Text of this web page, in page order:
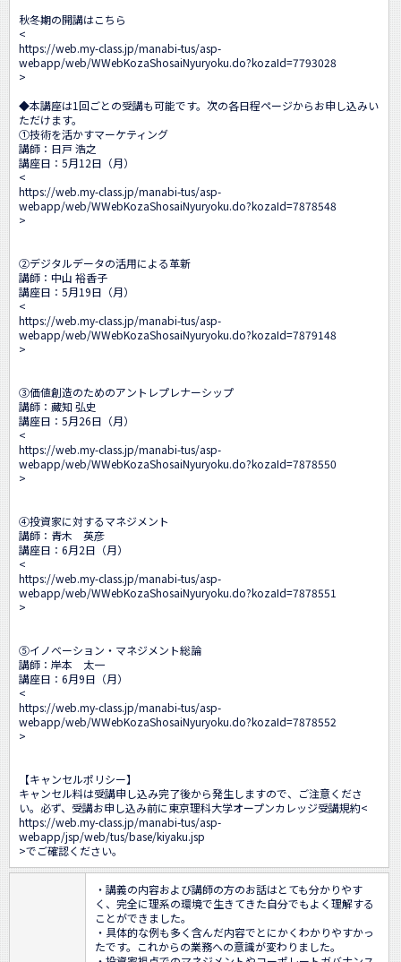
秋冬期の開講はこちら
<
https://web.my-class.jp/manabi-tus/asp-
webapp/web/WWebKozaShosaiNyuryoku.do?kozaId=7793028
>
◆本講座は1回ごとの受講も可能です。次の各日程ページからお申し込みい
ただけます。
①技術を活かすマーケティング
講師：日戸 浩之
講座日：5月12日（月）
<
https://web.my-class.jp/manabi-tus/asp-
webapp/web/WWebKozaShosaiNyuryoku.do?kozaId=7878548
>
②デジタルデータの活用による革新
講師：中山 裕香子
講座日：5月19日（月）
<
https://web.my-class.jp/manabi-tus/asp-
webapp/web/WWebKozaShosaiNyuryoku.do?kozaId=7879148
>
③価値創造のためのアントレプレナーシップ
講師：藏知 弘史
講座日：5月26日（月）
<
https://web.my-class.jp/manabi-tus/asp-
webapp/web/WWebKozaShosaiNyuryoku.do?kozaId=7878550
>
④投資家に対するマネジメント
講師：青木　英彦
講座日：6月2日（月）
<
https://web.my-class.jp/manabi-tus/asp-
webapp/web/WWebKozaShosaiNyuryoku.do?kozaId=7878551
>
⑤イノベーション・マネジメント総論
講師：岸本　太一
講座日：6月9日（月）
<
https://web.my-class.jp/manabi-tus/asp-
webapp/web/WWebKozaShosaiNyuryoku.do?kozaId=7878552
>
【キャンセルポリシー】
キャンセル料は受講申し込み完了後から発生しますので、ご注意くださ
い。必ず、受講お申し込み前に東京理科大学オープンカレッジ受講規約<
https://web.my-class.jp/manabi-tus/asp-
webapp/jsp/web/tus/base/kiyaku.jsp
>でご確認ください。
・講義の内容および講師の方のお話はとても分かりやす
く、完全に理系の環境で生きてきた自分でもよく理解する
ことができました。
・具体的な例も多く含んだ内容でとにかくわかりやすかっ
たです。これからの業務への意識が変わりました。